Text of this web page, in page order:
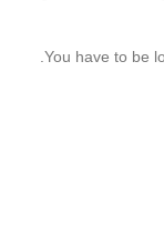
You have to be